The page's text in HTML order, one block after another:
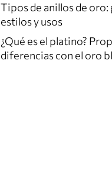
Tipos de anillos de
estilos y usos
¿Qué es el platino?
diferencias con el oro